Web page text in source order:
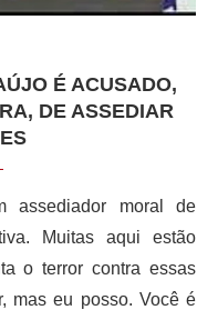
É ACUSADO,
DE ASSEDIAR
assediador moral de
Muitas aqui estão
o terror contra essas
mas eu posso. Você é